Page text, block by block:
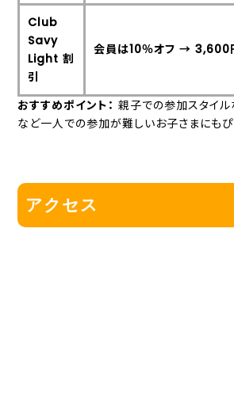
Club
Savy
Light 割
引
会員は10％オフ → 3,600
おすすめポイント： 親子での参加スタイル
など一人での参加が難しいお子さまにもぴ
アクセス